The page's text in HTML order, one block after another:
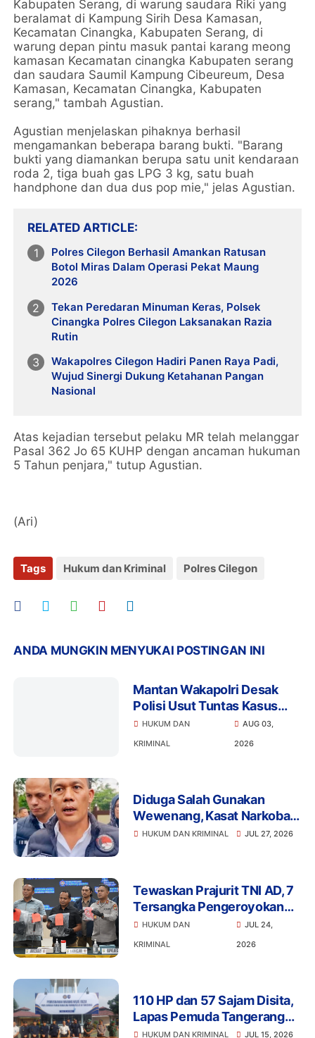
Kabupaten Serang, di warung saudara Riki yang
beralamat di Kampung Sirih Desa Kamasan,
Kecamatan Cinangka, Kabupaten Serang, di
warung depan pintu masuk pantai karang meong
kamasan Kecamatan cinangka Kabupaten serang
dan saudara Saumil Kampung Cibeureum, Desa
Kamasan, Kecamatan Cinangka, Kabupaten
serang," tambah Agustian.
Agustian menjelaskan pihaknya berhasil
mengamankan beberapa barang bukti. "Barang
bukti yang diamankan berupa satu unit kendaraan
roda 2, tiga buah gas LPG 3 kg, satu buah
handphone dan dua dus pop mie," jelas Agustian.
RELATED ARTICLE
Polres Cilegon Berhasil Amankan Ratusan
Botol Miras Dalam Operasi Pekat Maung
2026
Tekan Peredaran Minuman Keras, Polsek
Cinangka Polres Cilegon Laksanakan Razia
Rutin
Wakapolres Cilegon Hadiri Panen Raya Padi,
Wujud Sinergi Dukung Ketahanan Pangan
Nasional
Atas kejadian tersebut pelaku MR telah melanggar
Pasal 362 Jo 65 KUHP dengan ancaman hukuman
5 Tahun penjara," tutup Agustian.
(Ari)
Tags Hukum dan Kriminal Polres Cilegon
ANDA MUNGKIN MENYUKAI POSTINGAN INI
Mantan Wakapolri Desak
Polisi Usut Tuntas Kasus
Bigmo Ajak Anak di Bawah
Umur Promosikan Vape
HUKUM DAN
KRIMINAL
AUG 03,
2026
Diduga Salah Gunakan
Wewenang, Kasat Narkoba
Polres Tangsel dan 6
HUKUM DAN KRIMINAL JUL 27, 2026
Tewaskan Prajurit TNI AD, 7
Tersangka Pengeroyokan
Terancam Penjara Seumur
Hidup
HUKUM DAN
KRIMINAL
JUL 24,
2026
110 HP dan 57 Sajam Disita,
Lapas Pemuda Tangerang
Perketat Pengawasan
HUKUM DAN KRIMINAL JUL 15, 2026